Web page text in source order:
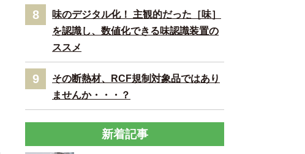
8
味のデジタル化！ 主観的だった［味］
を認識し、数値化できる味認識装置の
ススメ
9
その断熱材、RCF規制対象品ではあり
ませんか・・・？
新着記事